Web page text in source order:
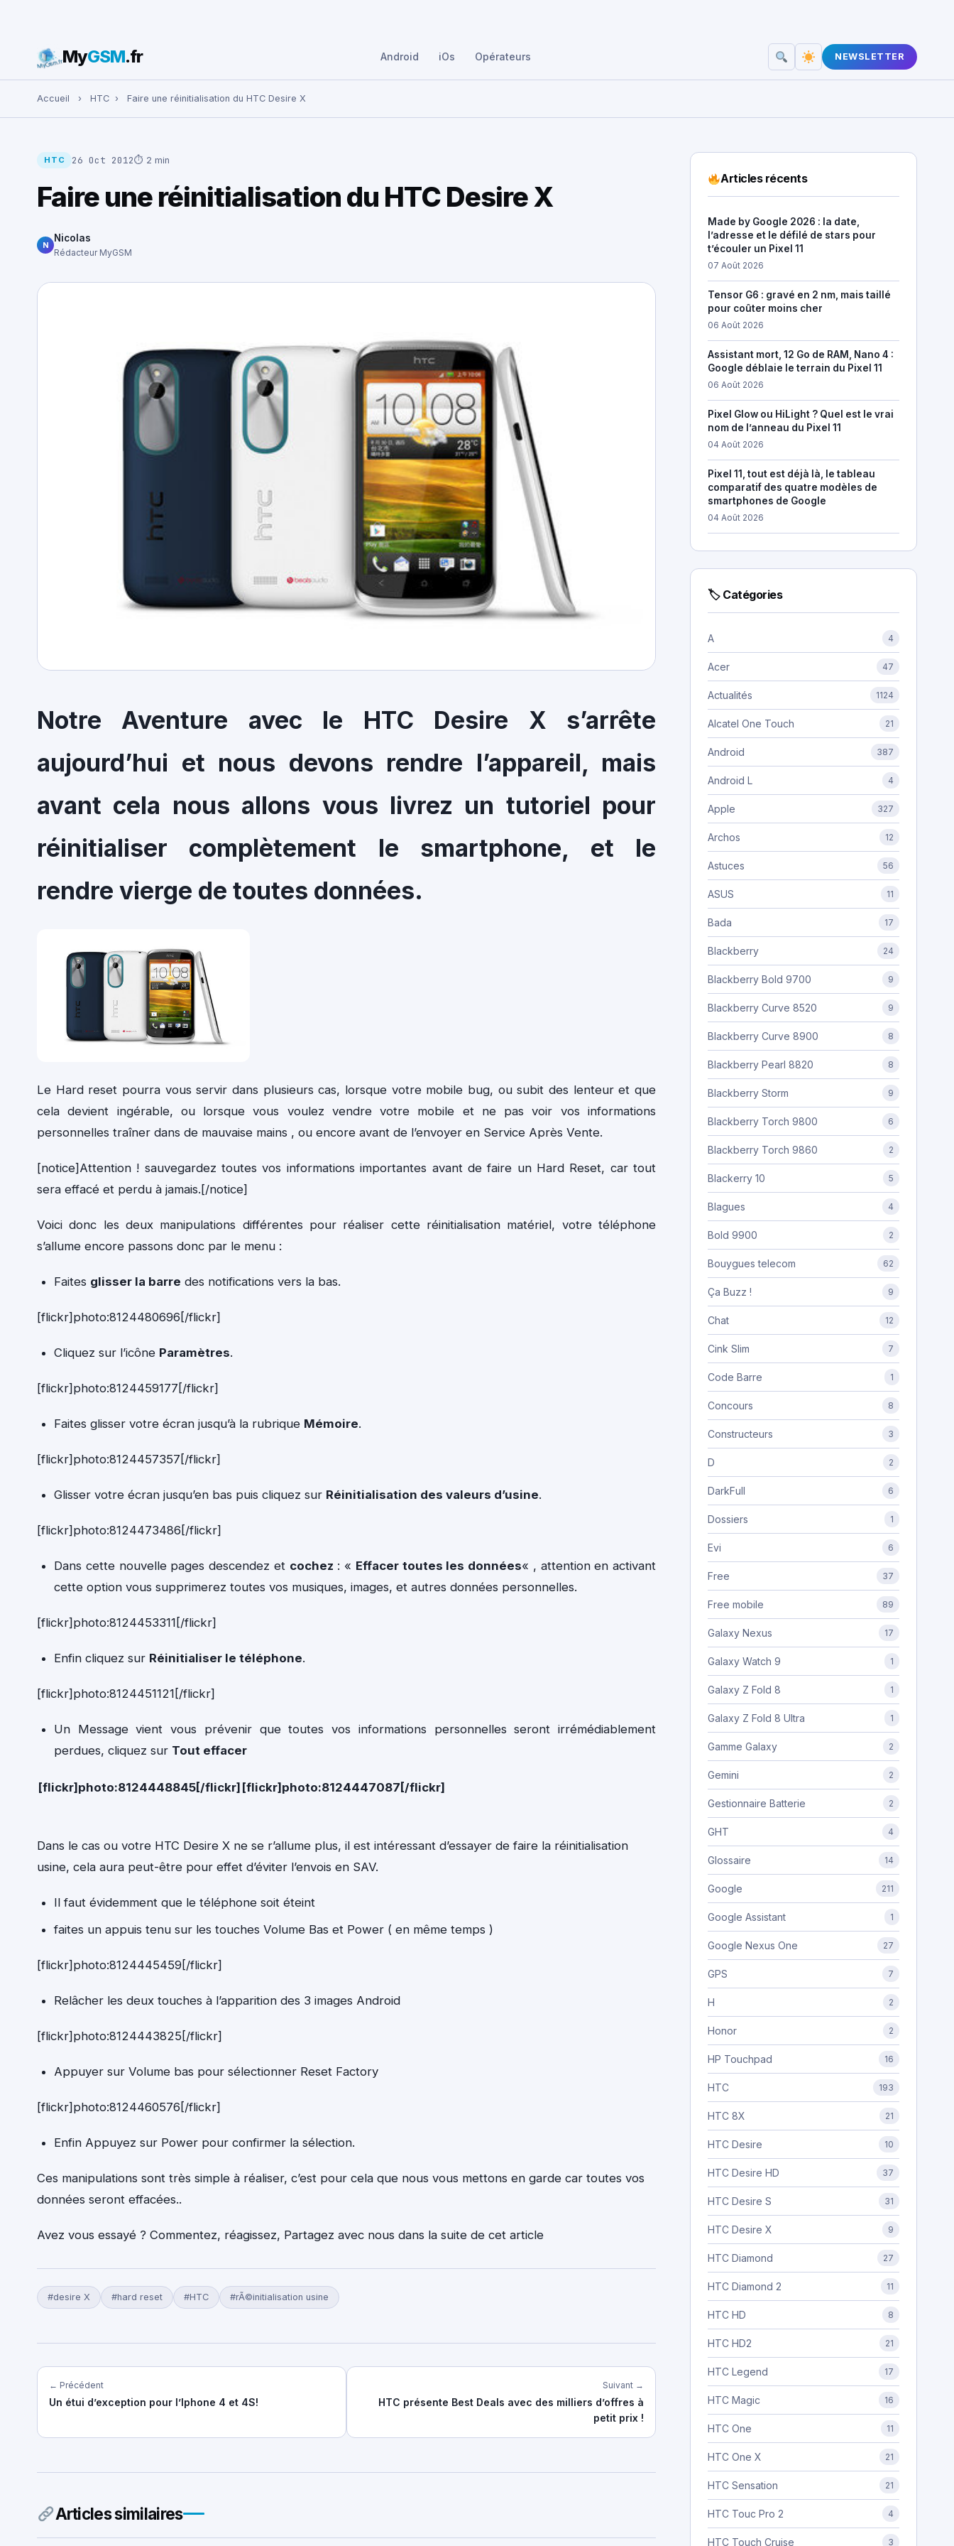
Rechercher :
MyGSM.fr Android iOs Opérateurs NEWSLETTER
Accueil › HTC › Faire une réinitialisation du HTC Desire X
HTC 26 Oct 2012⏱ 2 min
Faire une réinitialisation du HTC Desire X
N
Nicolas
Rédacteur MyGSM
Notre Aventure avec le HTC Desire X s’arrête
aujourd’hui et nous devons rendre l’appareil, mais
avant cela nous allons vous livrez un tutoriel pour
réinitialiser complètement le smartphone, et le
rendre vierge de toutes données.
Le Hard reset pourra vous servir dans plusieurs cas, lorsque votre mobile bug, ou subit des lenteur et que
cela devient ingérable, ou lorsque vous voulez vendre votre mobile et ne pas voir vos informations
personnelles traîner dans de mauvaise mains , ou encore avant de l’envoyer en Service Après Vente.
[notice]Attention ! sauvegardez toutes vos informations importantes avant de faire un Hard Reset, car tout
sera effacé et perdu à jamais.[/notice]
Voici donc les deux manipulations différentes pour réaliser cette réinitialisation matériel, votre téléphone
s’allume encore passons donc par le menu :
Faites glisser la barre des notifications vers la bas.
[flickr]photo:8124480696[/flickr]
Cliquez sur l’icône Paramètres.
[flickr]photo:8124459177[/flickr]
Faites glisser votre écran jusqu’à la rubrique Mémoire.
[flickr]photo:8124457357[/flickr]
Glisser votre écran jusqu’en bas puis cliquez sur Réinitialisation des valeurs d’usine.
[flickr]photo:8124473486[/flickr]
Dans cette nouvelle pages descendez et cochez : « Effacer toutes les données« , attention en activant
cette option vous supprimerez toutes vos musiques, images, et autres données personnelles.
[flickr]photo:8124453311[/flickr]
Enfin cliquez sur Réinitialiser le téléphone.
[flickr]photo:8124451121[/flickr]
Un Message vient vous prévenir que toutes vos informations personnelles seront irrémédiablement
perdues, cliquez sur Tout effacer
[flickr]photo:8124448845[/flickr] [flickr]photo:8124447087[/flickr]
Dans le cas ou votre HTC Desire X ne se r’allume plus, il est intéressant d’essayer de faire la réinitialisation
usine, cela aura peut-être pour effet d’éviter l’envois en SAV.
Il faut évidemment que le téléphone soit éteint
faites un appuis tenu sur les touches Volume Bas et Power ( en même temps )
[flickr]photo:8124445459[/flickr]
Relâcher les deux touches à l’apparition des 3 images Android
[flickr]photo:8124443825[/flickr]
Appuyer sur Volume bas pour sélectionner Reset Factory
[flickr]photo:8124460576[/flickr]
Enfin Appuyez sur Power pour confirmer la sélection.
Ces manipulations sont très simple à réaliser, c’est pour cela que nous vous mettons en garde car toutes vos
données seront effacées..
Avez vous essayé ? Commentez, réagissez, Partagez avec nous dans la suite de cet article
#desire X #hard reset #HTC #rÃ©initialisation usine
← Précédent
Un étui d’exception pour l’Iphone 4 et 4S!
Suivant →
HTC présente Best Deals avec des milliers d’offres à
petit prix !
Articles similaires
Articles récents
Made by Google 2026 : la date,
l’adresse et le défilé de stars pour
t’écouler un Pixel 11
07 Août 2026
Tensor G6 : gravé en 2 nm, mais taillé
pour coûter moins cher
06 Août 2026
Assistant mort, 12 Go de RAM, Nano 4 :
Google déblaie le terrain du Pixel 11
06 Août 2026
Pixel Glow ou HiLight ? Quel est le vrai
nom de l’anneau du Pixel 11
04 Août 2026
Pixel 11, tout est déjà là, le tableau
comparatif des quatre modèles de
smartphones de Google
04 Août 2026
🏷 Catégories
A 4
Acer 47
Actualités 1124
Alcatel One Touch 21
Android 387
Android L 4
Apple 327
Archos 12
Astuces 56
ASUS 11
Bada 17
Blackberry 24
Blackberry Bold 9700 9
Blackberry Curve 8520 9
Blackberry Curve 8900 8
Blackberry Pearl 8820 8
Blackberry Storm 9
Blackberry Torch 9800 6
Blackberry Torch 9860 2
Blackerry 10 5
Blagues 4
Bold 9900 2
Bouygues telecom 62
Ça Buzz ! 9
Chat 12
Cink Slim 7
Code Barre 1
Concours 8
Constructeurs 3
D 2
DarkFull 6
Dossiers 1
Evi 6
Free 37
Free mobile 89
Galaxy Nexus 17
Galaxy Watch 9 1
Galaxy Z Fold 8 1
Galaxy Z Fold 8 Ultra 1
Gamme Galaxy 2
Gemini 2
Gestionnaire Batterie 2
GHT 4
Glossaire 14
Google 211
Google Assistant 1
Google Nexus One 27
GPS 7
H 2
Honor 2
HP Touchpad 16
HTC 193
HTC 8X 21
HTC Desire 10
HTC Desire HD 37
HTC Desire S 31
HTC Desire X 9
HTC Diamond 27
HTC Diamond 2 11
HTC HD 8
HTC HD2 21
HTC Legend 17
HTC Magic 16
HTC One 11
HTC One X 21
HTC Sensation 21
HTC Touc Pro 2 4
HTC Touch Cruise 3